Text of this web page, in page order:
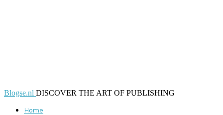
Blogse.nl DISCOVER THE ART OF PUBLISHING
Home